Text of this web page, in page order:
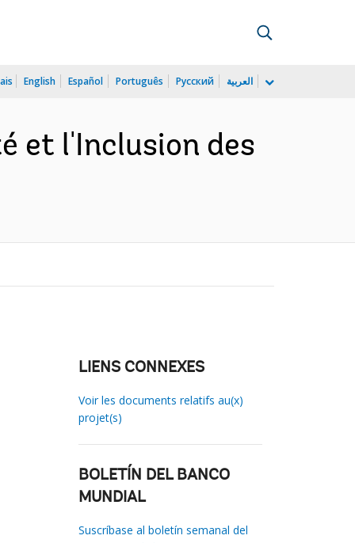
English Español Português Русский العربية
et l'Inclusion des
LIENS CONNEXES
Voir les documents relatifs au(x)
projet(s)
BOLETÍN DEL BANCO
MUNDIAL
Suscríbase al boletín semanal del